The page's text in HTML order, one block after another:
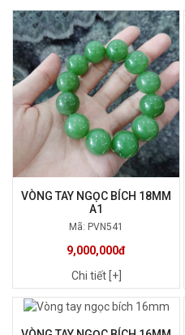
VÒNG TAY NGỌC BÍCH 18MM
A1
Mã: PVN541
9,000,000đ
Chi tiết [+]